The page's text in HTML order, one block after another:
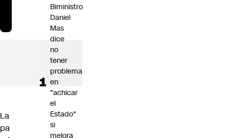
La
pa
Biministro
Daniel
Mas
dice
no
tener
problema
en
"achicar
el
Estado"
si
mejora